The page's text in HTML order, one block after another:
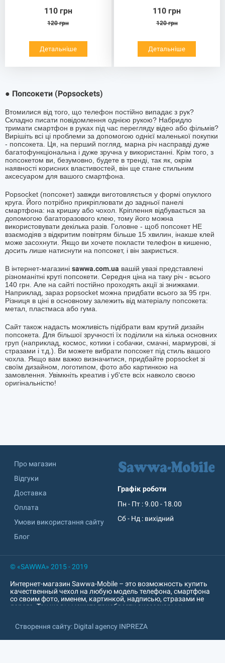
110 грн
120 грн
Детальніше
110 грн
120 грн
Детальніше
● Попсокети (Popsockets)
Втомилися від того, що телефон постійно випадає з рук?
Складно писати повідомлення однією рукою? Набридло
тримати смартфон в руках під час перегляду відео або фільмів?
Вирішіть всі ці проблеми за допомогою однієї маленької покупки
- попсокета. Ця, на перший погляд, марна річ насправді дуже
багатофункціональна і дуже зручна у використанні. Крім того, з
попсокетом ви, безумовно, будете в тренді, так як, окрім
наявності корисних властивостей, він ще стане стильним
аксесуаром для вашого смартфона.
Popsocket (попсокет) завжди виготовляється у формі опуклого
круга. Його потрібно прикріплювати до задньої панелі
смартфона: на кришку або чохол. Кріплення відбувається за
допомогою багаторазового клею, тому його можна
використовувати декілька разів. Головне - щоб попсокет НЕ
взаємодіяв з відкритим повітрям більше 15 хвилин, інакше клей
може засохнути. Якщо ви хочете покласти телефон в кишеню,
досить лише натиснути на попсокет, і він закриється.
В інтернет-магазині sawwa.com.ua вашій увазі представлені
різноманітні круті попсокети. Середня ціна на таку річ - всього
140 грн. Але на сайті постійно проходять акції зі знижками.
Наприклад, зараз popsocket можна придбати всього за 95 грн.
Різниця в ціні в основному залежить від матеріалу попсокета:
метал, пластмаса або гума.
Сайт також надасть можливість підібрати вам крутий дизайн
попсокета. Для більшої зручності їх поділили на кілька основних
груп (наприклад, космос, котики і собачки, смачні, мармурові, зі
стразами і т.д.). Ви можете вибрати попсокет під стиль вашого
чохла. Якщо вам важко визначитися, придбайте popsocket зі
своїм дизайном, логотипом, фото або картинкою на
замовлення. Увімкніть креатив і уб'єте всіх навколо своєю
оригінальністю!
Про магазин
Відгуки
Доставка
Оплата
Умови використання сайту
Блог
Графік роботи
Пн - Пт : 9.00 - 18.00
Сб - Нд : вихідний
© «SAWWA» 2015 - 2019
Интернет-магазин Sawwa-Mobile – это возможность купить
качественный чехол на любую модель телефона, смартфона
со своим фото, именем, картинкой, надписью, стразами не
дорого. Так же вы можете приобрести аксессуары к
пленка и т. д. Интернет-магазин sawwa.com.ua
Створення сайту: Digital agency INPREZA